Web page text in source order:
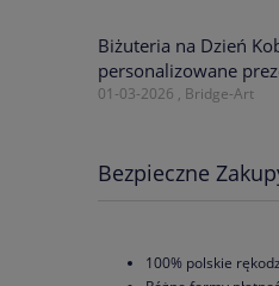
Biżuteria na Dzień
personalizowane
01-03-2026 , Bridge-Art
Bezpieczne
100% polskie